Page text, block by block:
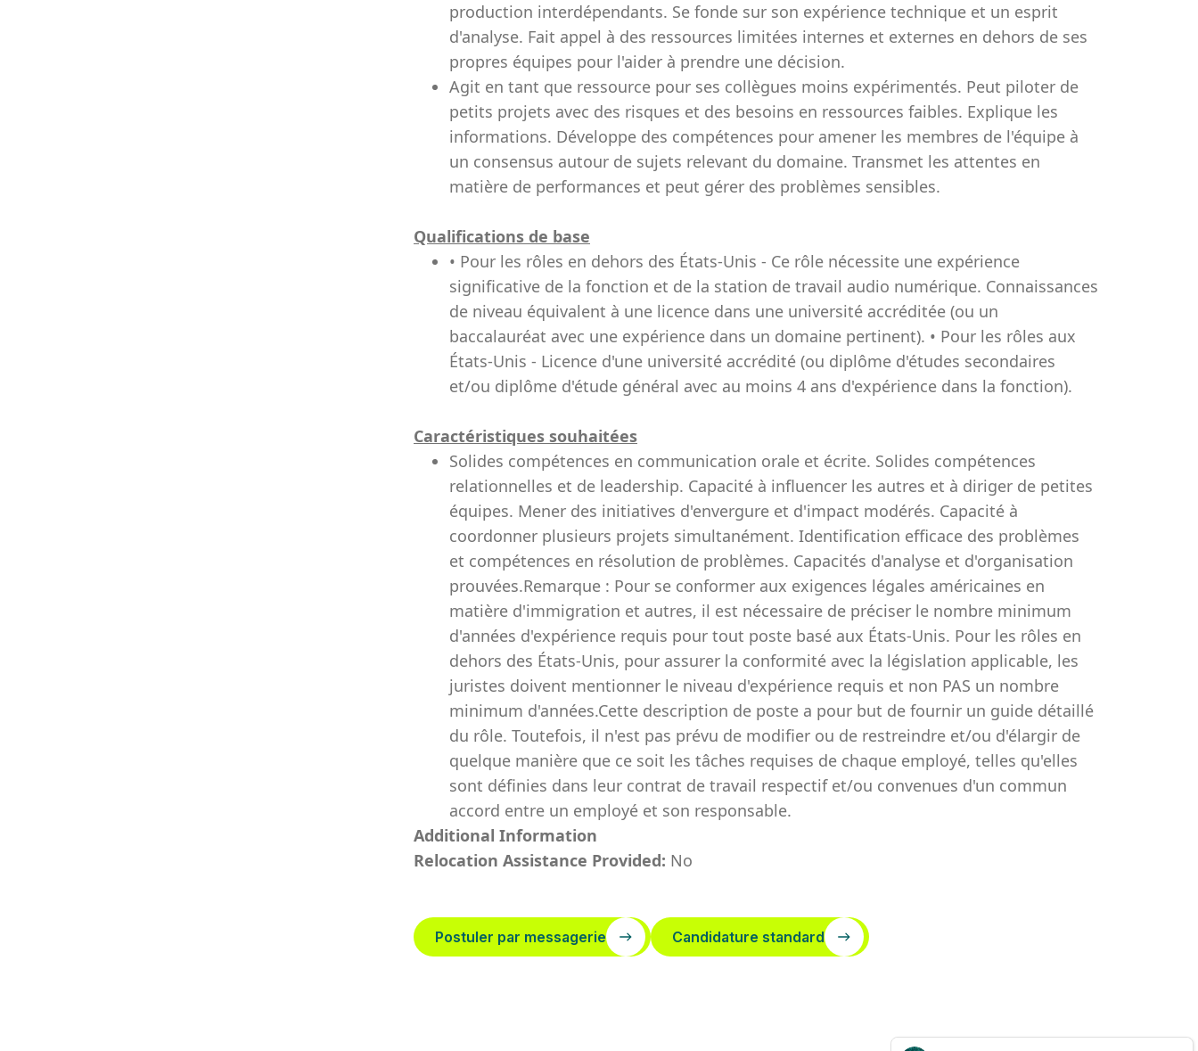
production interdépendants. Se fonde sur son expérience technique et un esprit
d'analyse. Fait appel à des ressources limitées internes et externes en dehors de ses
propres équipes pour l'aider à prendre une décision.
Agit en tant que ressource pour ses collègues moins expérimentés. Peut piloter de
petits projets avec des risques et des besoins en ressources faibles. Explique les
informations. Développe des compétences pour amener les membres de l'équipe à
un consensus autour de sujets relevant du domaine. Transmet les attentes en
matière de performances et peut gérer des problèmes sensibles.
Qualifications de base
• Pour les rôles en dehors des États-Unis - Ce rôle nécessite une expérience
significative de la fonction et de la station de travail audio numérique. Connaissances
de niveau équivalent à une licence dans une université accréditée (ou un
baccalauréat avec une expérience dans un domaine pertinent). • Pour les rôles aux
États-Unis - Licence d'une université accrédité (ou diplôme d'études secondaires
et/ou diplôme d'étude général avec au moins 4 ans d'expérience dans la fonction).
Caractéristiques souhaitées
Solides compétences en communication orale et écrite. Solides compétences
relationnelles et de leadership. Capacité à influencer les autres et à diriger de petites
équipes. Mener des initiatives d'envergure et d'impact modérés. Capacité à
coordonner plusieurs projets simultanément. Identification efficace des problèmes
et compétences en résolution de problèmes. Capacités d'analyse et d'organisation
prouvées.Remarque : Pour se conformer aux exigences légales américaines en
matière d'immigration et autres, il est nécessaire de préciser le nombre minimum
d'années d'expérience requis pour tout poste basé aux États-Unis. Pour les rôles en
dehors des États-Unis, pour assurer la conformité avec la législation applicable, les
juristes doivent mentionner le niveau d'expérience requis et non PAS un nombre
minimum d'années.Cette description de poste a pour but de fournir un guide détaillé
du rôle. Toutefois, il n'est pas prévu de modifier ou de restreindre et/ou d'élargir de
quelque manière que ce soit les tâches requises de chaque employé, telles qu'elles
sont définies dans leur contrat de travail respectif et/ou convenues d'un commun
accord entre un employé et son responsable.
Additional Information
Relocation Assistance Provided: No
Postuler par messagerie Candidature standard